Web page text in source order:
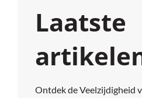
Laatste
Ontdek de Veelzijdigheid